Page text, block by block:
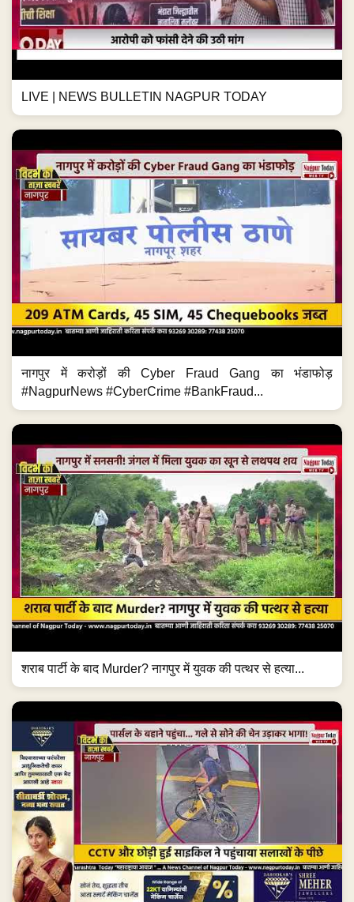
LIVE | NEWS BULLETIN NAGPUR TODAY
नागपुर में करोड़ों की Cyber Fraud Gang का भंडाफोड़
#NagpurNews #CyberCrime #BankFraud...
शराब पार्टी के बाद Murder? नागपुर में युवक की पत्थर से हत्या...